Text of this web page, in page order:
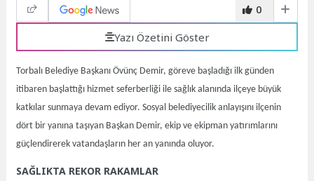
0
Yazı Özetini Göster
Torbalı Belediye Başkanı Övünç Demir, göreve başladığı ilk günden
itibaren başlattığı hizmet seferberliği ile sağlık alanında ilçeye büyük
katkılar sunmaya devam ediyor. Sosyal belediyecilik anlayışını ilçenin
dört bir yanına taşıyan Başkan Demir, ekip ve ekipman yatırımlarını
güçlendirerek vatandaşların her an yanında oluyor.
SAĞLIKTA REKOR RAKAMLAR